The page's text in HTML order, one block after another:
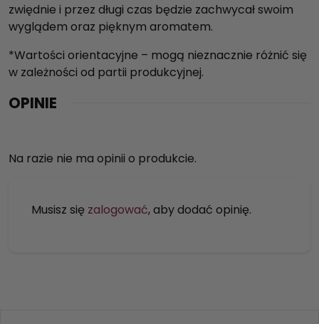
zwiędnie i przez długi czas będzie zachwycał swoim
wyglądem oraz pięknym aromatem.
*Wartości orientacyjne – mogą nieznacznie różnić się
w zależności od partii produkcyjnej.
OPINIE
Na razie nie ma opinii o produkcie.
Musisz się zalogować, aby dodać opinię.